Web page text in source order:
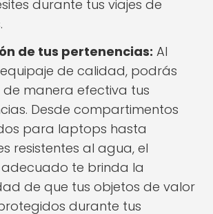
durante tus viajes de
de tus pertenencias: Al
de calidad, podrás
manera efectiva tus
Desde compartimentos
para laptops hasta
resistentes al agua, el
te brinda la
de que tus objetos de valor
durante tus